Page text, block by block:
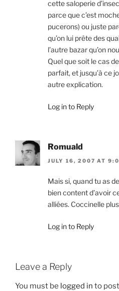
cette saloperie
parce que c’est
pucerons) ou juste
qu’on lui prête des
l’autre bazar qu’on
Quel que soit le cas
parfait, et jusqu’à ce
autre explication.
Log in to Reply
Romuald
JULY 16, 2007 AT
Mais si, quand tu as
bien content d’avoir
alliées. Coccinelle
Log in to Reply
Leave a Reply
You must be logged in to